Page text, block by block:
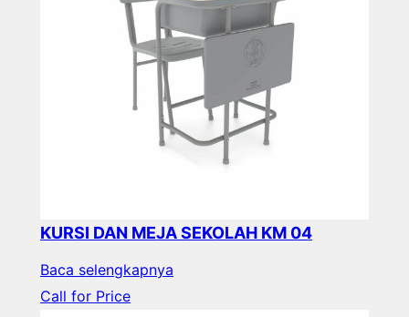
KURSI DAN MEJA SEKOLAH KM 04
Baca selengkapnya
Call for Price